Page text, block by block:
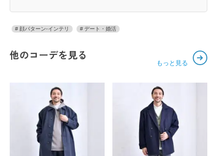
顔パターン-インテリ デート・婚活
他のコーデを見る
もっと見る